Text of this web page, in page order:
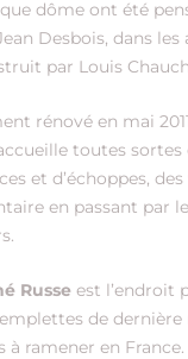
dôme ont été
Desbois, dans les
par Louis
rénové en mai
toutes sortes
et d’échoppes,
en passant par
Russe est l’endroit
de
à ramener en